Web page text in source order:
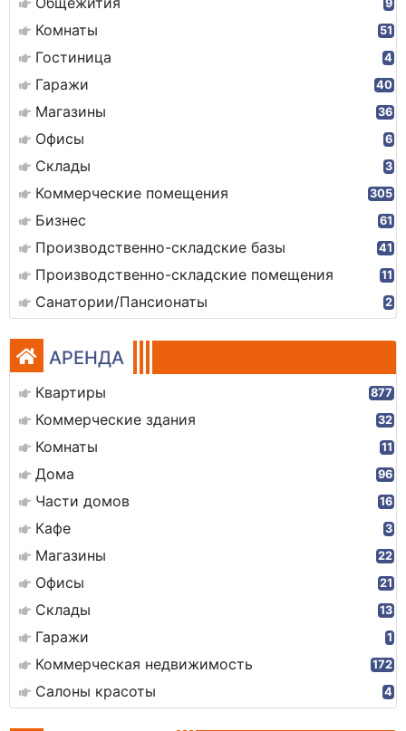
9
Комнаты 51
Гостиница 4
Гаражи 40
Магазины 36
Офисы 6
Склады 3
Коммерческие помещения 305
Бизнес 61
Производственно-складские базы 41
Производственно-складские помещения 11
Санатории/Пансионаты 2
АРЕНДА
Квартиры 877
Коммерческие здания 32
Комнаты 11
Дома 96
Части домов 16
Кафе 3
Магазины 22
Офисы 21
Склады 13
Гаражи 1
Коммерческая недвижимость 172
Салоны красоты 4